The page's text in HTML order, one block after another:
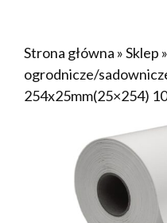
Strona główna »Sklep »
ogrodnicze/
254x25mm(25×254)